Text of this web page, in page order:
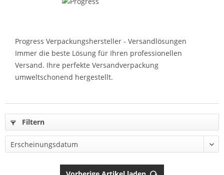
Progress Verpackungshersteller - Versandlösungen
Immer die beste Lösung für Ihren professionellen
Versand. Ihre perfekte Versandverpackung
umweltschonend hergestellt.
Filtern